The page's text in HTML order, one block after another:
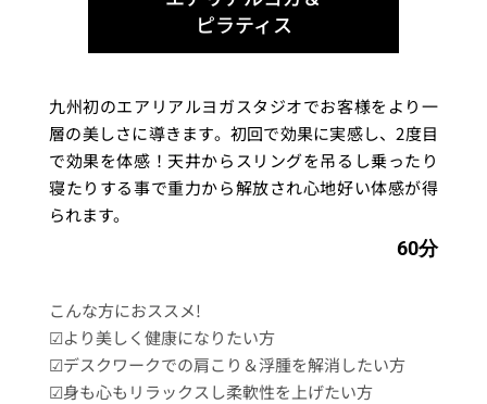
ピラティス
九州初のエアリアルヨガスタジオでお客様をより一
層の美しさに導きます。初回で効果に実感し、2度目
で効果を体感！天井からスリングを吊るし乗ったり
寝たりする事で重力から解放され心地好い体感が得
られます。
60分
こんな方におススメ!
☑︎より美しく健康になりたい方
☑︎デスクワークでの肩こり＆浮腫を解消したい方
☑︎身も心もリラックスし柔軟性を上げたい方